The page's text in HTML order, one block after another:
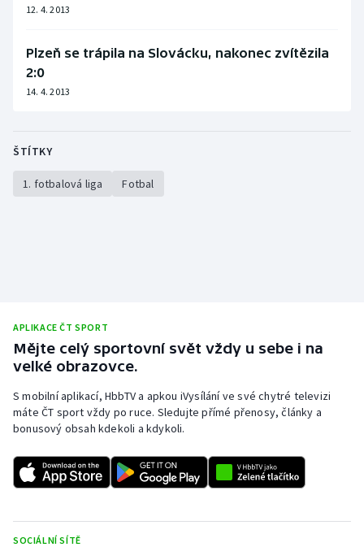
12. 4. 2013
Plzeň se trápila na Slovácku, nakonec zvítězila
2:0
14. 4. 2013
ŠTÍTKY
1. fotbalová liga Fotbal
APLIKACE ČT SPORT
Mějte celý sportovní svět vždy u sebe i na
velké obrazovce.
S mobilní aplikací, HbbTV a apkou iVysílání ve své chytré televizi
máte ČT sport vždy po ruce. Sledujte přímé přenosy, články a
bonusový obsah kdekoli a kdykoli.
SOCIÁLNÍ SÍTĚ